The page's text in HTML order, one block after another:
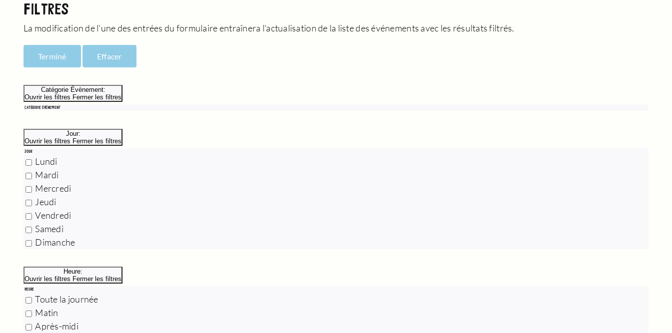
FILTRES
La modification de l'une des entrées du formulaire entraînera l'actualisation de la liste des événements avec les résultats filtrés.
Terminé Effacer
Catégorie Évènement:
Ouvrir les filtres Fermer les filtres
CATÉGORIE ÉVÈNEMENT
Jour:
Ouvrir les filtres Fermer les filtres
JOUR
Lundi
Mardi
Mercredi
Jeudi
Vendredi
Samedi
Dimanche
Heure:
Ouvrir les filtres Fermer les filtres
HEURE
Toute la journée
Matin
Après-midi